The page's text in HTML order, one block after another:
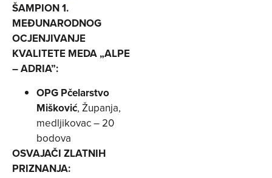
ŠAMPION 1.
MEĐUNARODNOG
OCJENJIVANJE
KVALITETE MEDA „ALPE
– ADRIA”:
OPG Pčelarstvo
Mišković, Županja,
medljikovac – 20
bodova
OSVAJAČI ZLATNIH
PRIZNANJA: